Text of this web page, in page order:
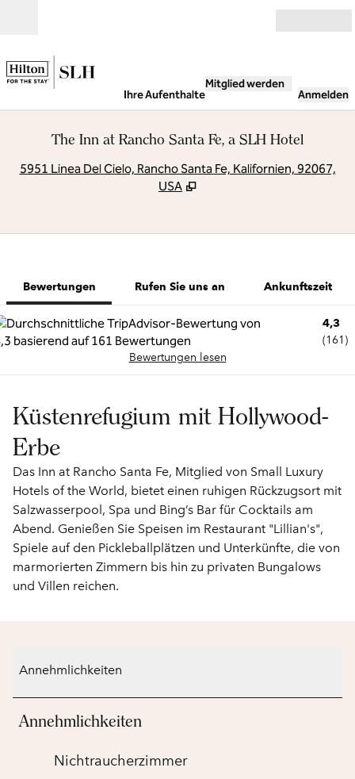
Ihre Aufenthalte
Mitglied werden
Anmelden
The Inn at Rancho Santa Fe, a SLH Hotel
5951 Linea Del Cielo, Rancho Santa Fe, Kalifornien, 92067,
USA
Bewertungen Rufen Sie uns an Ankunftszeit
4,3
(161 )
Bewertungen lesen
Küstenrefugium mit Hollywood-
Erbe
Das Inn at Rancho Santa Fe, Mitglied von Small Luxury
Hotels of the World, bietet einen ruhigen Rückzugsort mit
Salzwasserpool, Spa und Bing’s Bar für Cocktails am
Abend. Genießen Sie Speisen im Restaurant "Lillian's",
Spiele auf den Pickleballplätzen und Unterkünfte, die von
marmorierten Zimmern bis hin zu privaten Bungalows
und Villen reichen.
Annehmlichkeiten
Annehmlichkeiten
Nichtraucher­zimmer